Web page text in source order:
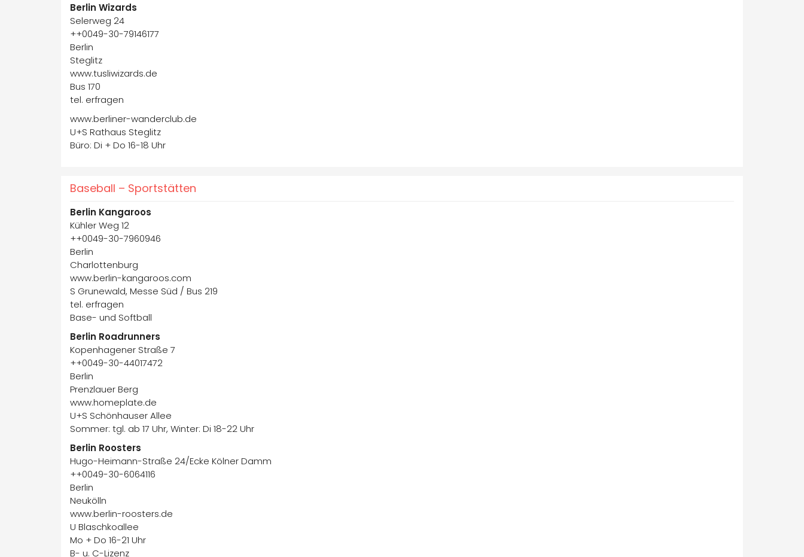
Berlin Wizards
Selerweg 24
++0049-30-79146177
Berlin
Steglitz
www.tusliwizards.de
Bus 170
tel. erfragen
www.berliner-wanderclub.de
U+S Rathaus Steglitz
Büro: Di + Do 16-18 Uhr
Baseball – Sportstätten
Berlin Kangaroos
Kühler Weg 12
++0049-30-7960946
Berlin
Charlottenburg
www.berlin-kangaroos.com
S Grunewald, Messe Süd / Bus 219
tel. erfragen
Base- und Softball
Berlin Roadrunners
Kopenhagener Straße 7
++0049-30-44017472
Berlin
Prenzlauer Berg
www.homeplate.de
U+S Schönhauser Allee
Sommer: tgl. ab 17 Uhr, Winter: Di 18-22 Uhr
Berlin Roosters
Hugo-Heimann-Straße 24/Ecke Kölner Damm
++0049-30-6064116
Berlin
Neukölln
www.berlin-roosters.de
U Blaschkoallee
Mo + Do 16-21 Uhr
B- u. C-Lizenz